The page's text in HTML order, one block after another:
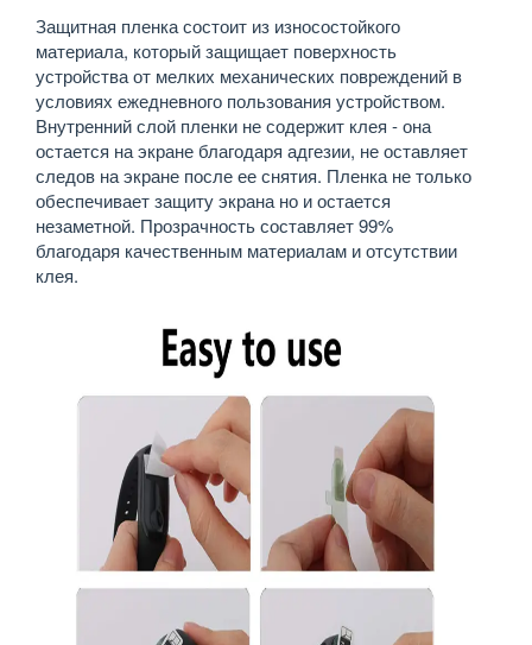
Защитная пленка состоит из износостойкого
материала, который защищает поверхность
устройства от мелких механических повреждений в
условиях ежедневного пользования устройством.
Внутренний слой пленки не содержит клея - она
остается на экране благодаря адгезии, не оставляет
следов на экране после ее снятия. Пленка не только
обеспечивает защиту экрана но и остается
незаметной. Прозрачность составляет 99%
благодаря качественным материалам и отсутствии
клея.